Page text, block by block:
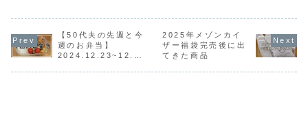
3月の支出基本の
で組んでいまし
た。実際の支出は
現金&クレジット
チャージ分含む)分
とめ買いしたのと
めした影響が大き
いです。11月の支
出予算は204,390
た。実際の支出は
続いているため通
行ったため医療費
がかかっていま
す。8月の支出予
算は219,890円で
組んでいました。
みがないの
つつも反省
12月の支出
233,787円
の支出は現
【50代夫の先週と今
週のお弁当】
2024.12.23~12.3
2025年メゾンカイ
ザー福袋完売後に出
てきた商品